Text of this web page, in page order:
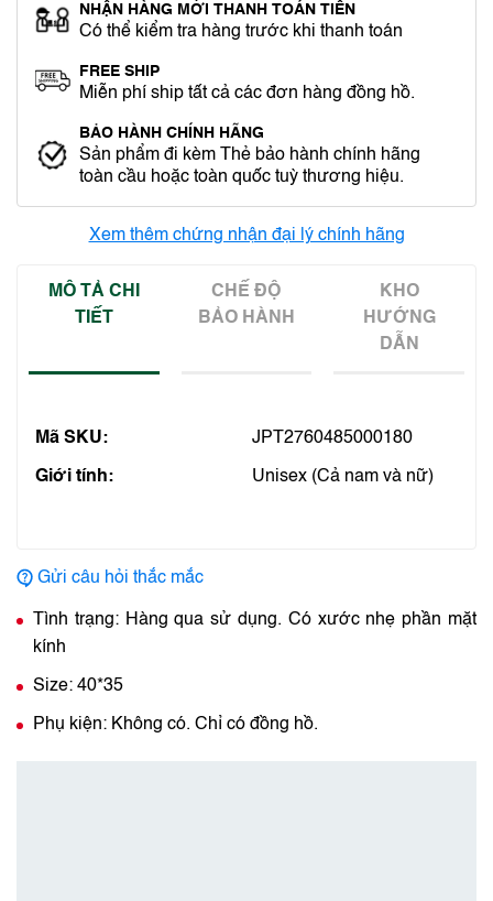
NHẬN HÀNG MỚI THANH TOÁN TIỀN
Có thể kiểm tra hàng trước khi thanh toán
FREE SHIP
Miễn phí ship tất cả các đơn hàng đồng hồ.
BẢO HÀNH CHÍNH HÃNG
Sản phẩm đi kèm Thẻ bảo hành chính hãng
toàn cầu hoặc toàn quốc tuỳ thương hiệu.
Xem thêm chứng nhận đại lý chính hãng
MÔ TẢ CHI
TIẾT
CHẾ ĐỘ
BẢO HÀNH
KHO
HƯỚNG
DẪN
Mã SKU: JPT2760485000180
Giới tính: Unisex (Cả nam và nữ)
Gửi câu hỏi thắc mắc
Tình trạng: Hàng qua sử dụng. Có xước nhẹ phần mặt
kính
Size: 40*35
Phụ kiện: Không có. Chỉ có đồng hồ.